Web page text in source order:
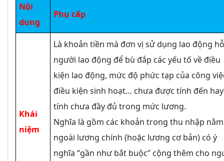
Nội
dung
Phụ cấp
Khái
niệm
Là khoản tiền mà đơn vị sử dụng lao động
người lao động để bù đắp các yếu tố về điều
kiện lao động, mức độ phức tạp của công
điều kiện sinh hoạt… chưa được tính đến hay
tính chưa đầy đủ trong mức lương.
Nghĩa là gồm các khoản trong thu nhập nằm
ngoài lương chính (hoặc lương cơ bản) có ý
nghĩa “gần như bắt buộc” cộng thêm cho